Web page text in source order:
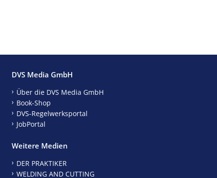
DVS Media GmbH
Über die DVS Media GmbH
Book-Shop
DVS-Regelwerksportal
JobPortal
Weitere Medien
DER PRAKTIKER
WELDING AND CUTTING